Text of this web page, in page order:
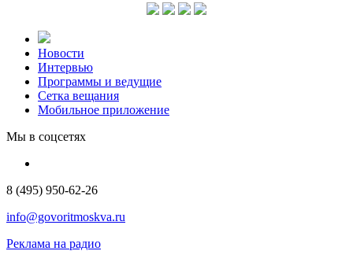
Новости
Интервью
Программы и ведущие
Сетка вещания
Мобильное приложение
Мы в соцсетях
8 (495) 950-62-26
info@govoritmoskva.ru
Реклама на радио